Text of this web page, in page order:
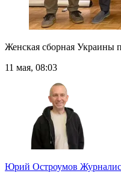
Женская сборная Украины
11 мая, 08:03
Юрий Остроумов